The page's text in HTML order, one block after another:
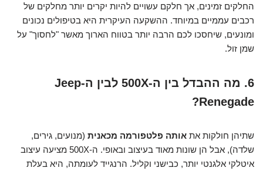
החלקים זמינים, אך חלקם עשויים להיות יקרים יותר מחלקים של
רכבים עממיים במיוחד. ההשקעה העיקרית היא בטיפולים נכונים
ומונעים, שיחסכו לכם הרבה יותר בטווח הארוך מאשר "לחסוך" על
שמן זול.
6. מה ההבדל בין ה-500X לבין ה-Jeep
Renegade?
שתיהן חולקות את אותה פלטפורמה מכאנית (מנועים, גירים,
שלדה), אבל הן שונות מאוד בעיצוב ובאופי. ה-500X מציעה עיצוב
איטלקי אלגנטי יותר, כבישני וקליל. הרנגייד לעומתה, היא בעלת